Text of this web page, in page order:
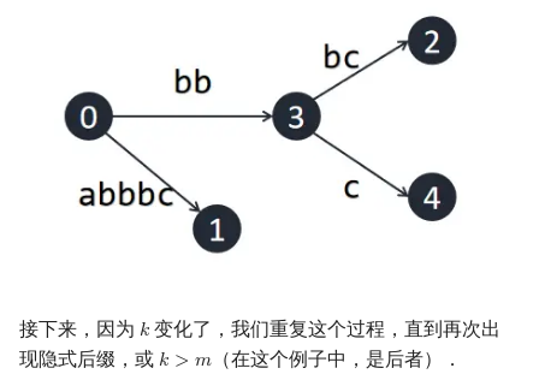
接下来，因为 𝑘
k 变化了，我们重复这个过程，直到再次出
现隐式后缀，或 𝑘 > 𝑚
k >m （在这个例子中，是后者）．